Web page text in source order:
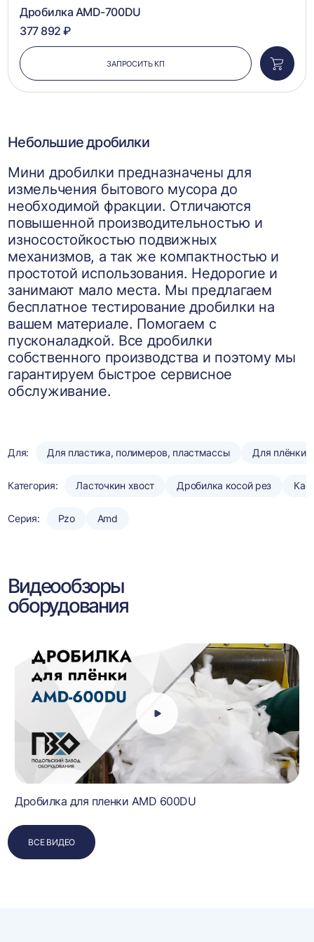
Дробилка AMD-700DU
377 892 ₽
ЗАПРОСИТЬ КП
в
Небольшие дробилки
Мини дробилки предназначены для
измельчения бытового мусора до
необходимой фракции. Отличаются
повышенной производительностью и
износостойкостью подвижных
механизмов, а так же компактностью и
простотой использования. Недорогие и
занимают мало места. Мы предлагаем
бесплатное тестирование дробилки на
вашем материале. Помогаем с
пусконаладкой. Все дробилки
собственного производства и поэтому мы
гарантируем быстрое сервисное
обслуживание.
Для: Для пластика, полимеров, пластмассы Для плёнки
Категория: Ласточкин хвост Дробилка косой рез
Серия: Pzo Amd
Видеообзоры
оборудования
Дробилка для пленки AMD 600DU
ВСЕ ВИДЕО